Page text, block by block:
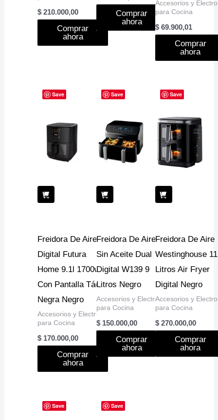
$ 210.000,00
Comprar
ahora
Comprar
ahora
Accesorios y Electro
para Cocina
$69.900,01
Comprar
ahora
Save
Freidora De Aire
Digital Futura
Home 9.1l 1700w
Con Pantalla Táctil
Negra Negro
Accesorios y Electro
para Cocina
$ 170.000,00
Comprar
ahora
Save
Freidora De Aire
Sin Aceite Dual
Digital W139 9
Litros Negro
Accesorios y Electro
para Cocina
$ 150.000,00
Comprar
ahora
Save
Freidora De Aire
Westinghouse
Litros Air Fryer
Digital Negro
Accesorios y Electro
para Cocina
$270.000,00
Comprar
ahora
Save Save